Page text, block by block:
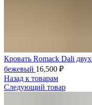
Кровать Romack Dali
бежевый 16,500 ₽
Назад к товарам
Следующий товар